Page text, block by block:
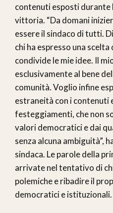
contenuti esposti durante
vittoria. “Da domani
essere il sindaco di tutti.
chi ha espresso una scelta
condivide le mie idee. Il
esclusivamente al bene
comunità. Voglio infine
estraneità con i contenuti
festeggiamenti, che non
valori democratici e dai
senza alcuna ambiguità”,
sindaca. Le parole della
arrivate nel tentativo di
polemiche e ribadire il
democratici e istituzionali.